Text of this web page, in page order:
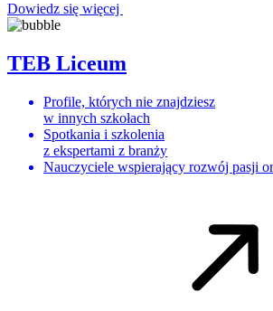
Dowiedz się więcej
TEB Liceum
Profile, których nie znajdziesz
w innych szkołach
Spotkania i szkolenia
z ekspertami z branży
Nauczyciele wspierający rozwój pasji